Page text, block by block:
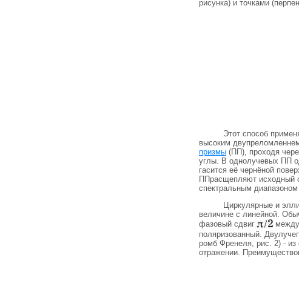
рисунка) и точками
Этот способ
высоким
призмы (ПП), проходя
углы. В однолучевых ПП
гасится её чернёной
ППрасщепляют исходный
спектральным
Циркулярные и
величине с линейной.
фазовый сдвиг
поляризованный.
ромб Френеля, рис. 2) - из
отражении.